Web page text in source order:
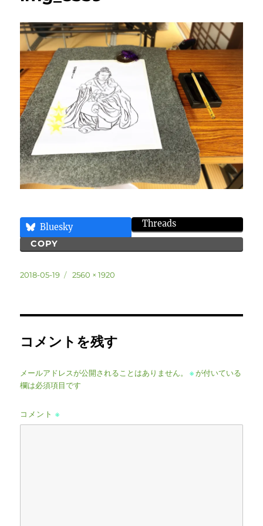
Bluesky
Threads
COPY
投
2018-05-19
フ
2560 × 1920
コメントを残す
メールアドレスが公開されることはありません。 ※が付いている
欄は必須項目です
コメント※